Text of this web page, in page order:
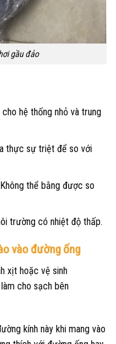
gầu đảo
hệ thống nhỏ và trung
thực sự triệt để so với
thể bằng được so
trường có nhiệt độ thấp.
vào đường ống
xịt hoặc vệ sinh
làm cho sạch bên
kính này khi mang vào